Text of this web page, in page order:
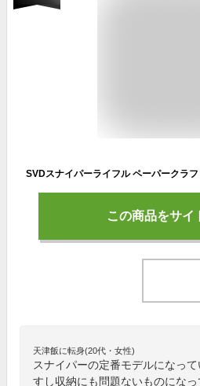
この商品をサイ
天津飯に転身(20代・女性)
スナイパーの定番モデルになっ
すし収納にも問題ないものになっ